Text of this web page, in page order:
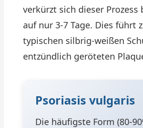
verkürzt sich dieser Prozess
auf nur 3-7 Tage. Dies führt
typischen silbrig-weißen
entzündlich geröteten
Psoriasis vulgaris
Die häufigste Form (80-